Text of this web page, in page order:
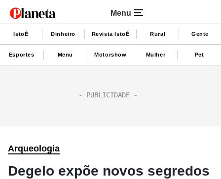
Menu
IstoÉ Dinheiro Revista IstoÉ Rural Gente
Esportes Menu Motorshow Mulher Pet
Arqueologia
Degelo expõe novos segredos